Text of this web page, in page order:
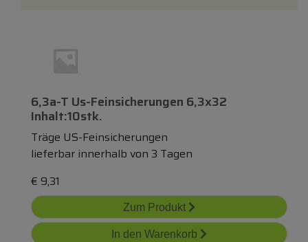
6,3a-T Us-Feinsicherungen 6,3x32
Inhalt:10stk.
Träge US-Feinsicherungen
lieferbar innerhalb von 3 Tagen
€ 9,31
Zum Produkt
In den Warenkorb